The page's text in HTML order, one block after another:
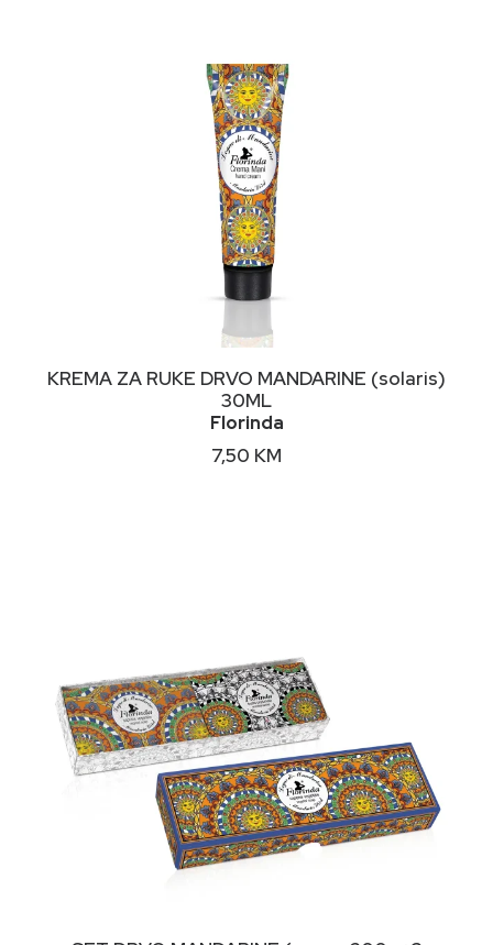
DODAJ U KORPU
KREMA ZA RUKE DRVO MANDARINE (solaris)
30ML
Florinda
7,50 KM
DODAJ U KORPU